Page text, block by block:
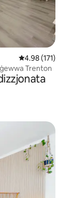
Rating medju
4.98 (171)
Trenton